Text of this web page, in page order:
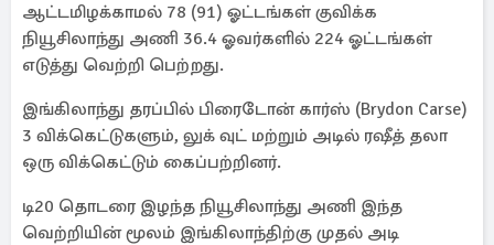
ஆட்டமிழக்காமல் 78 (91) ஓட்டங்கள் குவிக்க
நியூசிலாந்து அணி 36.4 ஓவர்களில் 224 ஓட்டங்கள்
எடுத்து வெற்றி பெற்றது.
இங்கிலாந்து தரப்பில் பிரைடோன் கார்ஸ் (Brydon Carse)
3 விக்கெட்டுகளும், லுக் வுட் மற்றும் அடில் ரஷீத் தலா
ஒரு விக்கெட்டும் கைப்பற்றினர்.
டி20 தொடரை இழந்த நியூசிலாந்து அணி இந்த
வெற்றியின் மூலம் இங்கிலாந்திற்கு முதல் அடி